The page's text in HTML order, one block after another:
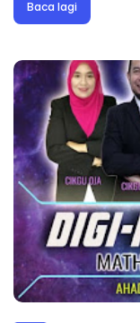
Baca lagi